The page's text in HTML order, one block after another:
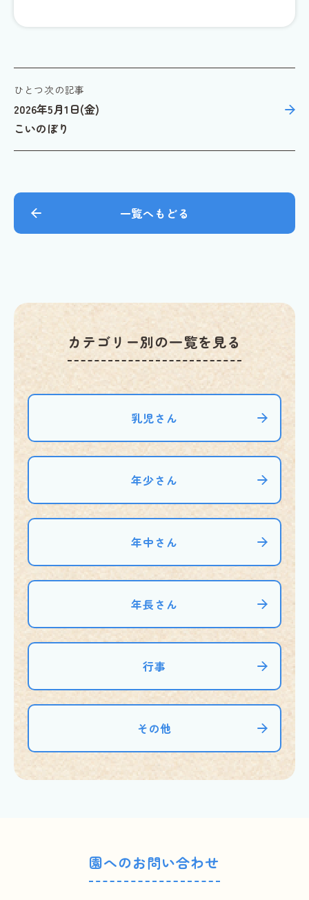
ひとつ次の記事
2026年5月1日(金)
こいのぼり
一覧へもどる
カテゴリー別の一覧を見る
乳児さん
年少さん
年中さん
年長さん
行事
その他
園へのお問い合わせ